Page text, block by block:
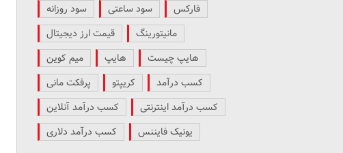
سود روزانه
سود ساعتی
فارکس
قیمت ارز دیجیتال
مانیتورینگ
میم کوین
هایپ
هایپ چیست
پرفکت مانی
کریپتو
کسب درآمد
کسب درآمد آنلاین
کسب درآمد اینترنتی
کسب درآمد دلاری
یونیک فایننس